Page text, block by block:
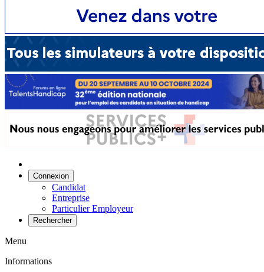
Connexion
Candidat
Entreprise
Particulier Employeur
Rechercher
Menu
Informations